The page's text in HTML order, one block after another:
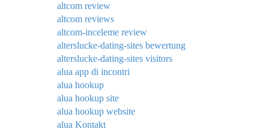
altcom review
altcom reviews
altcom-inceleme review
alterslucke-dating-sites bewertung
alterslucke-dating-sites visitors
alua app di incontri
alua hookup
alua hookup site
alua hookup website
alua Kontakt